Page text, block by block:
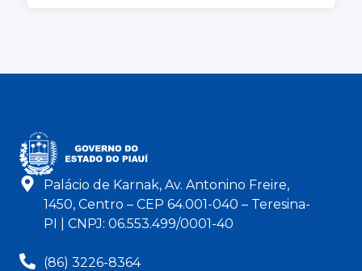
Palácio de Karnak, Av. Antonino Freire,
1450, Centro – CEP 64.001-040 – Teresina-
PI | CNPJ: 06.553.499/0001-40
(86) 3226-8364